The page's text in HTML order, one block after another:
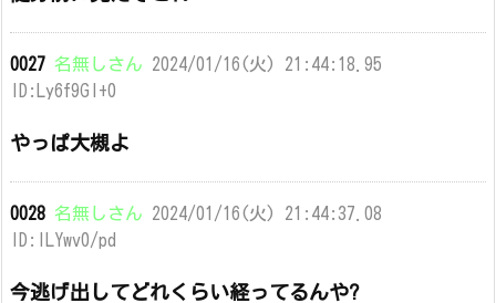
0027 名無しさん 2024/01/16(火) 21:44:18.95
ID:Ly6f9Gl+0
やっぱ大槻よ
0028 名無しさん 2024/01/16(火) 21:44:37.08
ID:lLYwv0/pd
今逃げ出してどれくらい経ってるんや?